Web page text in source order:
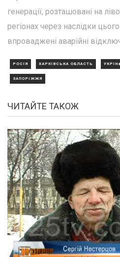
генерації, розташовані на
регіонах через наслідки
впроваджені аварійні
РОСІЯ ХАРКІВСЬКА ОБЛАСТЬ
ЗАПОРІЖЖЯ
ЧИТАЙТЕ ТАКОЖ